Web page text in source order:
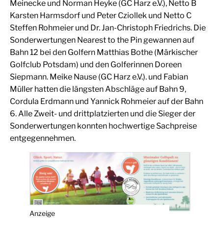
Meinecke und Norman Heyke (GC Harz e.V.), Netto B
Karsten Harmsdorf und Peter Cziollek und Netto C
Steffen Rohmeier und Dr. Jan-Christoph Friedrichs. Die
Sonderwertungen Nearest to the Pin gewannen auf
Bahn 12 bei den Golfern Matthias Bothe (Märkischer
Golfclub Potsdam) und den Golferinnen Doreen
Siepmann. Meike Nause (GC Harz e.V.). und Fabian
Müller hatten die längsten Abschläge auf Bahn 9,
Cordula Erdmann und Yannick Rohmeier auf der Bahn
6. Alle Zweit- und drittplatzierten und die Sieger der
Sonderwertungen konnten hochwertige Sachpreise
entgegennehmen.
Anzeige